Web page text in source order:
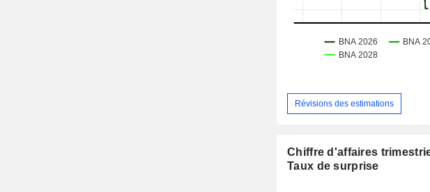
Révisions des estimations
Chiffre d'affaires
Taux de surprise